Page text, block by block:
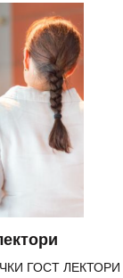
ГОСТ ЛЕКТОРИ